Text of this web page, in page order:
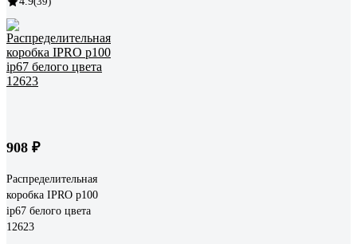
908 ₽
Распределительная
коробка IPRO р100
ip67 белого цвета
12623